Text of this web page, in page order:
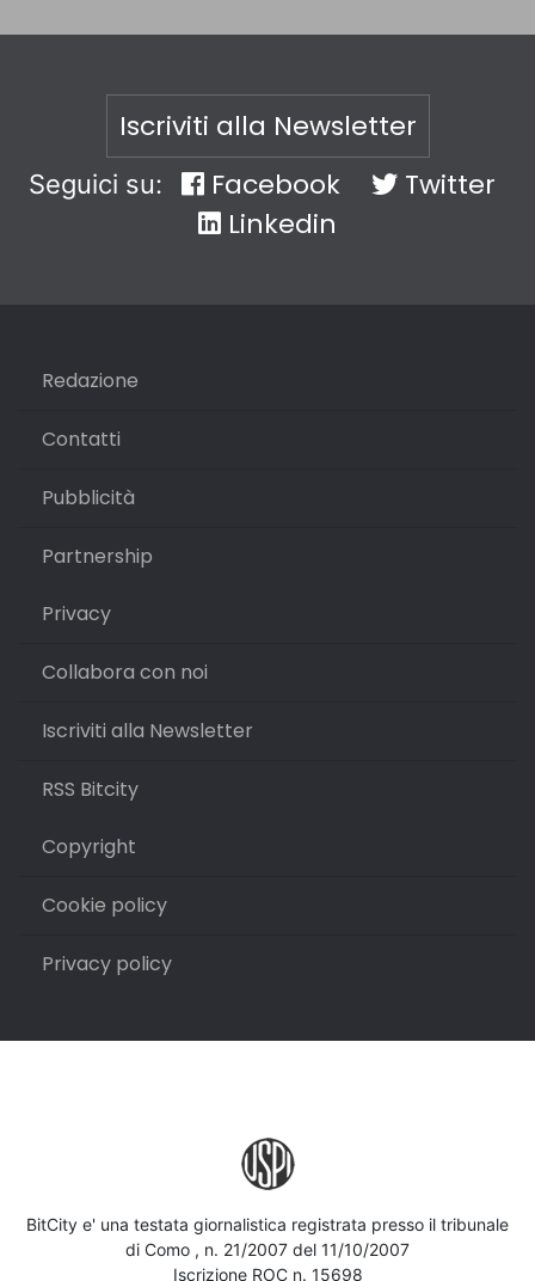
Iscriviti alla Newsletter
Seguici su: Facebook
Twitter
Linkedin
Redazione
Contatti
Pubblicità
Partnership
Privacy
Collabora con noi
Iscriviti alla Newsletter
RSS Bitcity
Copyright
Cookie policy
Privacy policy
BitCity e' una testata giornalistica registrata presso il tribunale
di Como , n. 21/2007 del 11/10/2007
Iscrizione ROC n. 15698